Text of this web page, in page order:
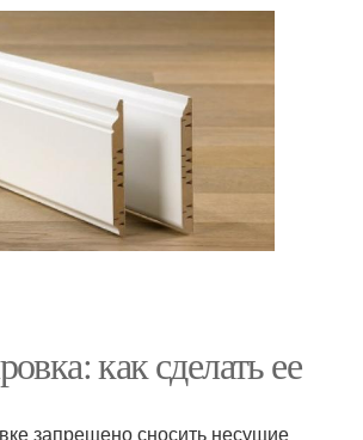
как сделать ее
запрещено сносить несущие